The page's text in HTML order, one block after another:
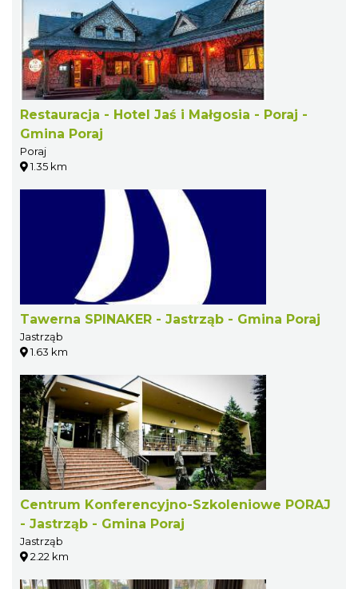
Restauracja - Hotel Jaś i Małgosia - Poraj -
Gmina Poraj
Poraj
1.35 km
Tawerna SPINAKER - Jastrząb - Gmina Poraj
Jastrząb
1.63 km
Centrum Konferencyjno-Szkoleniowe PORAJ
- Jastrząb - Gmina Poraj
Jastrząb
2.22 km